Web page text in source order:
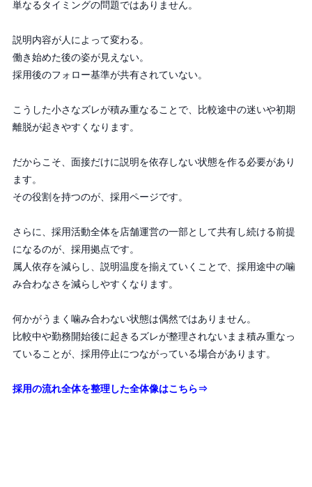
単なるタイミングの問題ではありません。
説明内容が人によって変わる。
働き始めた後の姿が見えない。
採用後のフォロー基準が共有されていない。
こうした小さなズレが積み重なることで、比較途中の迷いや初期
離脱が起きやすくなります。
だからこそ、面接だけに説明を依存しない状態を作る必要があり
ます。
その役割を持つのが、採用ページです。
さらに、採用活動全体を店舗運営の一部として共有し続ける前提
になるのが、採用拠点です。
属人依存を減らし、説明温度を揃えていくことで、採用途中の噛
み合わなさを減らしやすくなります。
何かがうまく噛み合わない状態は偶然ではありません。
比較中や勤務開始後に起きるズレが整理されないまま積み重なっ
ていることが、採用停止につながっている場合があります。
採用の流れ全体を整理した全体像はこちら⇒